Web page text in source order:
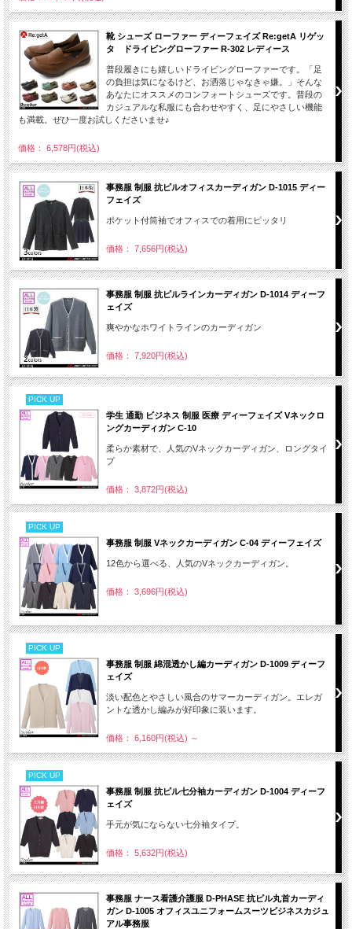
靴 シューズ ローファー ディーフェイズ Re:getA リゲッ
タ ドライビングローファー R-302 レディース
普段履きにも嬉しいドライビングローファーです。「足
の負担は気になるけど、お洒落じゃなきゃ嫌。」そんな
あなたにオススメのコンフォートシューズです。普段の
カジュアルな私服にも合わせやすく、足にやさしい機能
も満載。ぜひ一度お試しくださいませ♪
価格： 6,578円(税込)
事務服 制服 抗ピルオフィスカーディガン D-1015 ディー
フェイズ
ポケット付筒袖でオフィスでの着用にピッタリ
価格： 7,656円(税込)
事務服 制服 抗ピルラインカーディガン D-1014 ディーフ
ェイズ
爽やかなホワイトラインのカーディガン
価格： 7,920円(税込)
PICK UP
学生 通勤 ビジネス 制服 医療 ディーフェイズ Vネックロ
ングカーディガン C-10
柔らか素材で、人気のVネックカーディガン、ロングタイ
プ
価格： 3,872円(税込)
PICK UP
事務服 制服 Vネックカーディガン C-04 ディーフェイズ
12色から選べる、人気のVネックカーディガン。
価格： 3,696円(税込)
PICK UP
事務服 制服 綿混透かし編カーディガン D-1009 ディーフ
ェイズ
淡い配色とやさしい風合のサマーカーディガン。エレガ
ントな透かし編みが好印象に装います。
価格： 6,160円(税込) ～
PICK UP
事務服 制服 抗ピル七分袖カーディガン D-1004 ディーフ
ェイズ
手元が気にならない七分袖タイプ。
価格： 5,632円(税込)
事務服 ナース看護介護服 D-PHASE 抗ピル丸首カーディ
ガン D-1005 オフィスユニフォームスーツビジネスカジュ
アル事務服